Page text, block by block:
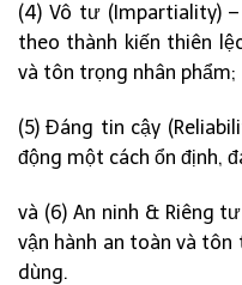
(4) Vô tư (Impartiality)
theo thành kiến thiên
và tôn trọng nhân phẩm;
(5) Đáng tin cậy
động một cách ổn định,
và (6) An ninh & Riêng
vận hành an toàn và
dùng.